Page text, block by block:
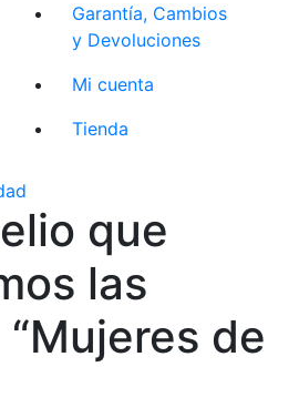
Garantía, Cambios
y Devoluciones
Mi cuenta
Tienda
que
las
de